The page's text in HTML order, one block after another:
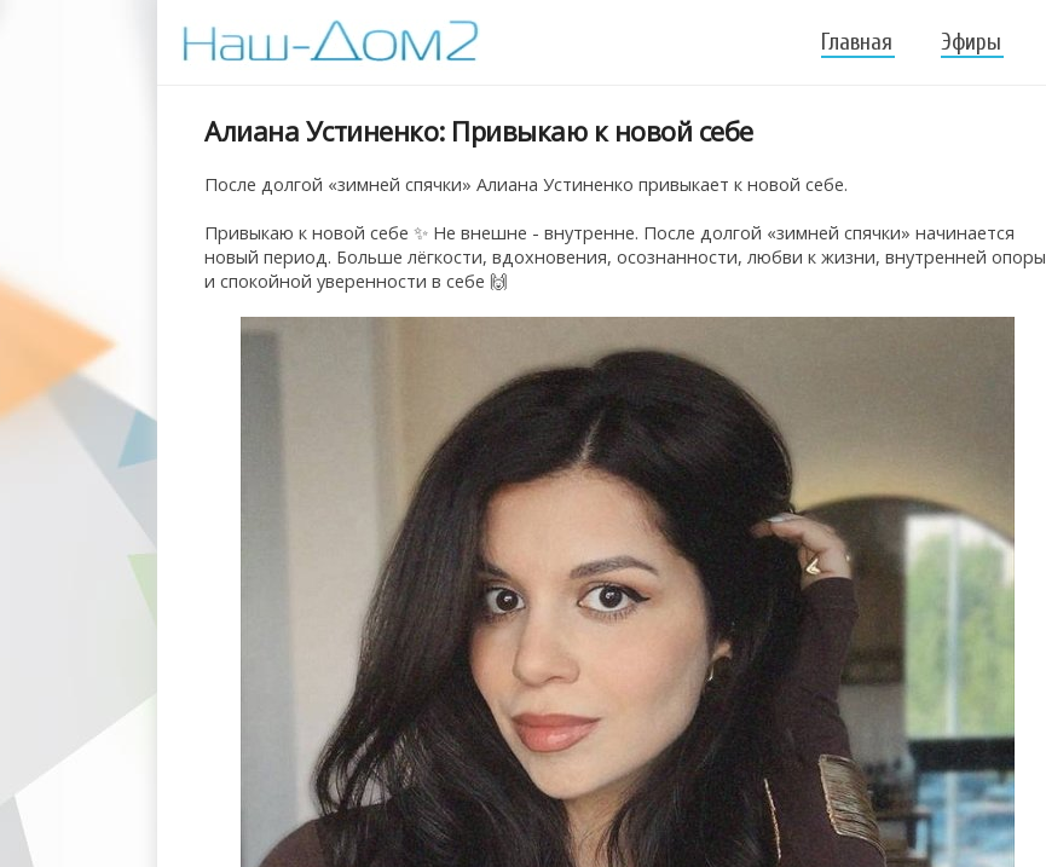
Главная Эфиры
Алиана Устиненко: Привыкаю к новой себе
После долгой «зимней спячки» Алиана Устиненко привыкает к новой себе.
Привыкаю к новой себе ✨ Не внешне - внутренне. После долгой «зимней спячки» начинается
новый период. Больше лёгкости, вдохновения, осознанности, любви к жизни, внутренней опоры
и спокойной уверенности в себе 🙌